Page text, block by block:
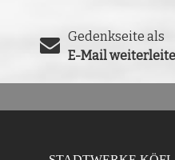
Gedenkseite als
E-Mail